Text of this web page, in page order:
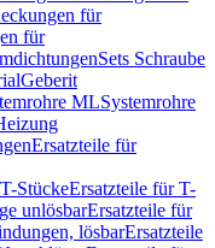
für
für
Sets Schraube
Geberit
MLSystemrohre
Ersatzteile für
T-StückeErsatzteile für T-
unlösbarErsatzteile für
lösbarErsatzteile